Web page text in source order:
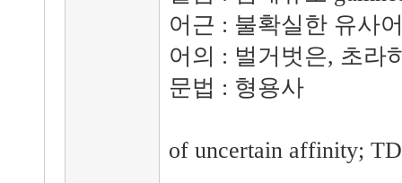
어근 : 불확실한 유사
어의 : 벌거벗은, 초라
문법 : 형용사
of uncertain affinity;